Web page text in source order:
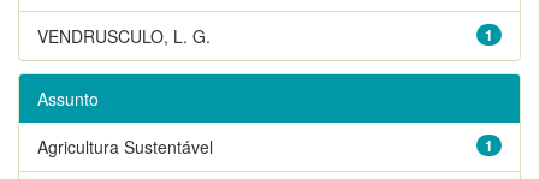
1
VENDRUSCULO, L. G.
Assunto
1
Agricultura Sustentável